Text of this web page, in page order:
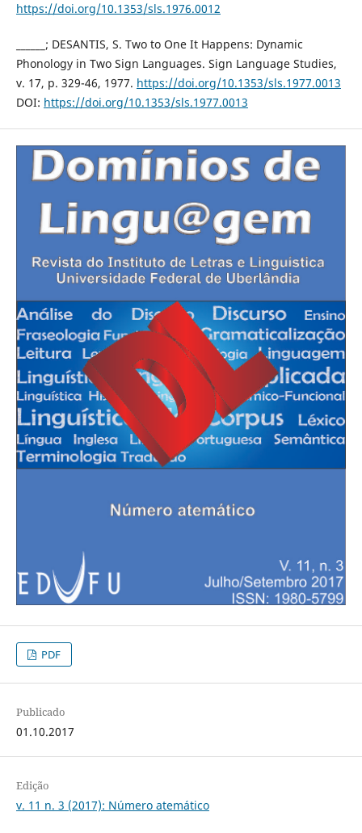
https://doi.org/10.1353/sls.1976.0012
______; DESANTIS, S. Two to One It Happens: Dynamic
Phonology in Two Sign Languages. Sign Language Studies,
v. 17, p. 329-46, 1977. https://doi.org/10.1353/sls.1977.0013
DOI: https://doi.org/10.1353/sls.1977.0013
PDF
Publicado
01.10.2017
Edição
v. 11 n. 3 (2017): Número atemático